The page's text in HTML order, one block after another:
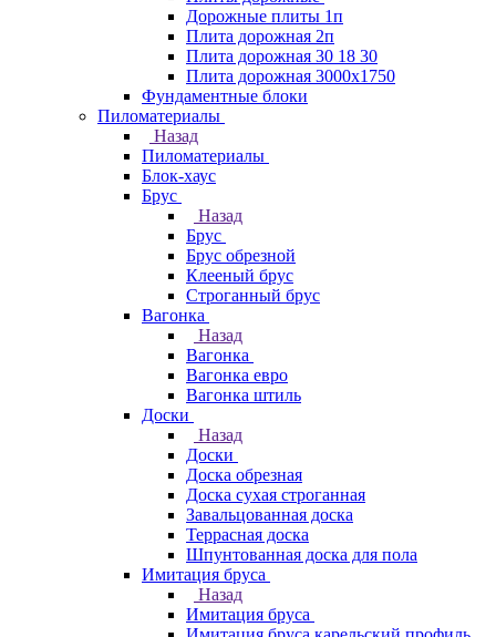
Дорожные плиты 1п
Плита дорожная 2п
Плита дорожная 30 18 30
Плита дорожная 3000х1750
Фундаментные блоки
Пиломатериалы
Назад
Пиломатериалы
Блок-хаус
Брус
Назад
Брус
Брус обрезной
Клееный брус
Строганный брус
Вагонка
Назад
Вагонка
Вагонка евро
Вагонка штиль
Доски
Назад
Доски
Доска обрезная
Доска сухая строганная
Завальцованная доска
Террасная доска
Шпунтованная доска для пола
Имитация бруса
Назад
Имитация бруса